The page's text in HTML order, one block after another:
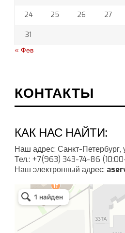
24 25 26 27
31
« Фев
КОНТАКТЫ
КАК НАС НАЙТИ:
Наш адрес: Санкт-Петербург,
Тел.: +7(963) 343-74-86
Наш электронный адрес: